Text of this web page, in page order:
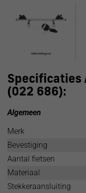
Specificaties
(022 686):
Algemeen
Merk
Bevestiging
Aantal fietsen
Materiaal
Stekkeraansluiting